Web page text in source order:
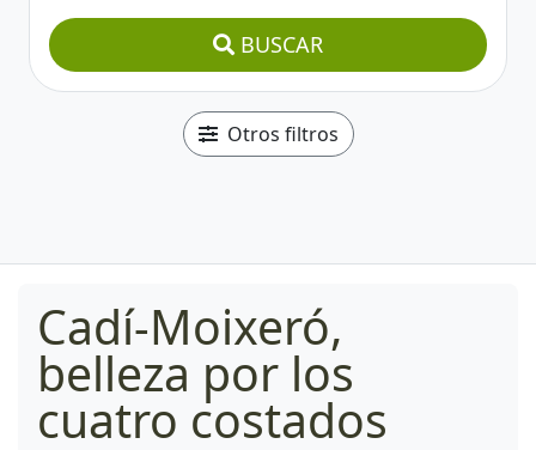
BUSCAR
Otros filtros
Cadí-Moixeró,
belleza por los
cuatro costados